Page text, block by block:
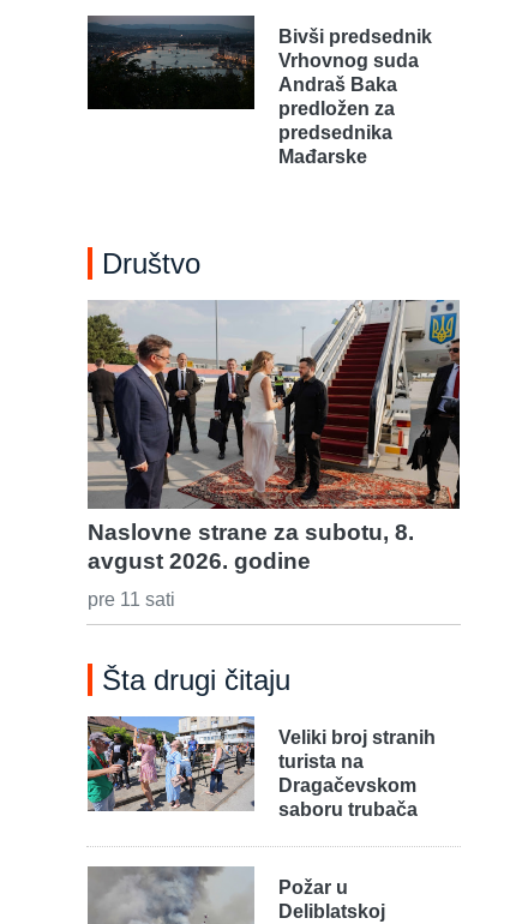
Bivši predsednik
Vrhovnog suda
Andraš Baka
predložen za
predsednika
Mađarske
Društvo
Naslovne strane za subotu, 8.
avgust 2026. godine
pre 11 sati
Šta drugi čitaju
Veliki broj stranih
turista na
Dragačevskom
saboru trubača
Požar u
Deliblatskoj